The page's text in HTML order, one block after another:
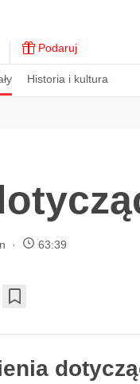
Historia i kultura
Podaruj
63:39